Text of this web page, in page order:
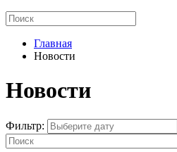
Главная
Новости
Новости
Фильтр: